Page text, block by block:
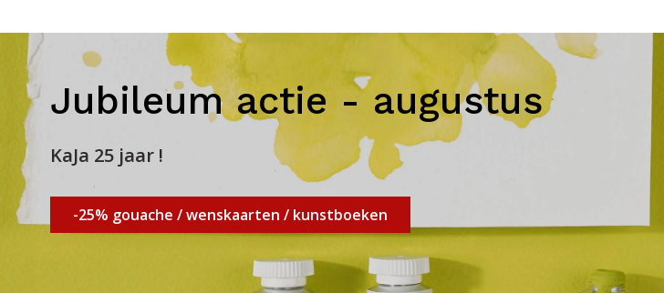
Jubileum actie - augustus
KaJa 25 jaar !
-25% gouache / wenskaarten / kunstboeken